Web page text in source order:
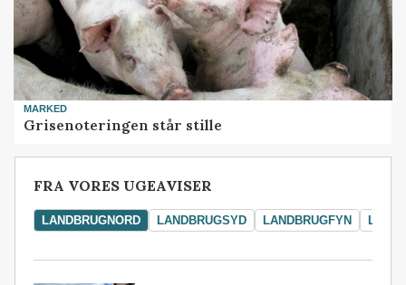
MARKED
Grisenoteringen står stille
FRA VORES UGEAVISER
LANDBRUGNORD LANDBRUGSYD LANDBRUGFYN